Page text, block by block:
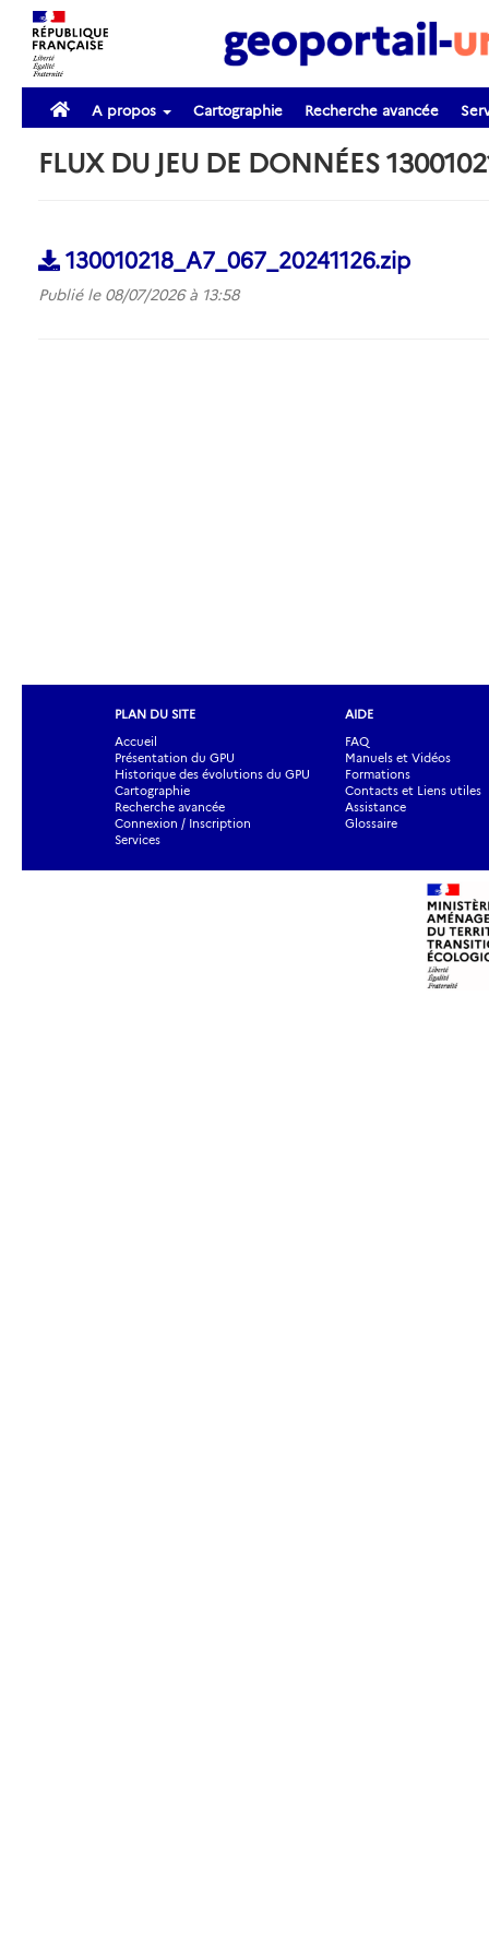
A propos Cartographie Recherche avancée
FLUX DU JEU DE DONNÉES
130010218_A7_067_20241126.zip
Publié le 08/07/2026 à 13:58
PLAN DU SITE
Accueil
Présentation du GPU
Historique des évolutions du GPU
Cartographie
Recherche avancée
Connexion / Inscription
Services
AIDE
FAQ
Manuels et Vidéos
Formations
Contacts et Liens utiles
Assistance
Glossaire